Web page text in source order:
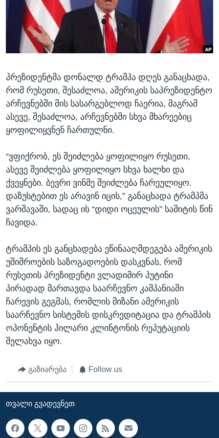
ᲡᲢᲣᲓᲘᲐ ᲕᲐᲨᲘᲜᲒᲢᲝᲜᲘ
ᲔᲙᲝᲜᲝᲛᲘᲙᲐ
ᲯᲐᲜᲛᲠᲗᲔᲚᲝᲑᲐ
ᲛᲔᲪᲜᲘᲔᲠᲔᲑᲐ
ᲙᲣᲚᲢᲣᲠᲐ
ᲒᲐᲚᲘᲚᲔᲝ
ᲓᲔᲖᲘᲜᲤᲝᲠᲛᲐᲪᲘᲐ
Learning English
ᲗᲕᲐᲚᲘ ᲒᲕᲐᲓᲔᲕᲜᲔᲗ
ენები
პრეზიდენტმა დონალდ ტრამპა დღეს განაცხადა,
რომ რუსეთი, შესაძლოა, ამერიკის საპრეზიდენტო
არჩევნებში მის სასარგებლოდ ჩაერია, მაგრამ
ასევე, შესაძლოა, არჩევნებში სხვა მხარეებიც
ყოფილიყვნენ ჩართულნი.
“ვფიქრობ, ეს შეიძლება ყოფილიყო რუსეთი,
ასევე შეიძლება ყოფილიყო სხვა ხალხი და
ქვეყნები. ბევრი ვინმე შეიძლება ჩარეულიყო.
დაზუსტებით ეს არავინ იცის,” განაცხადა ტრამპმა
ვარშავაში, სადაც ის “დიდი ოცეულის” სამიტის წინ
ჩავიდა.
ტრამპის ეს განცხადება ეწინააღმდეგება ამერიკის
უშიშროების საზოგადოების დასკვნას, რომ
რუსეთის პრეზიდენტი ვლადიმირ პუტინი
პირადად მართავდა საარჩევნო კამპანიაში
ჩარევის გეგმას, რომლის მიზანი ამერიკის
საარჩევნო სისტემის დისკრედიტაცია და ტრამპის
ოპონენტის ჰილარი კლინტონის რეპუტაციის
შელახვა იყო.
გაზიარება Follow us
ᲗᲕᲐᲚᲘ ᲒᲕᲐᲓᲔᲕᲜᲔᲗ